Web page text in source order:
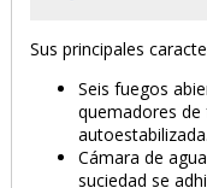
Sus principales
Seis fuegos
quemadores
autoestabilizada.
Cámara de
suciedad se